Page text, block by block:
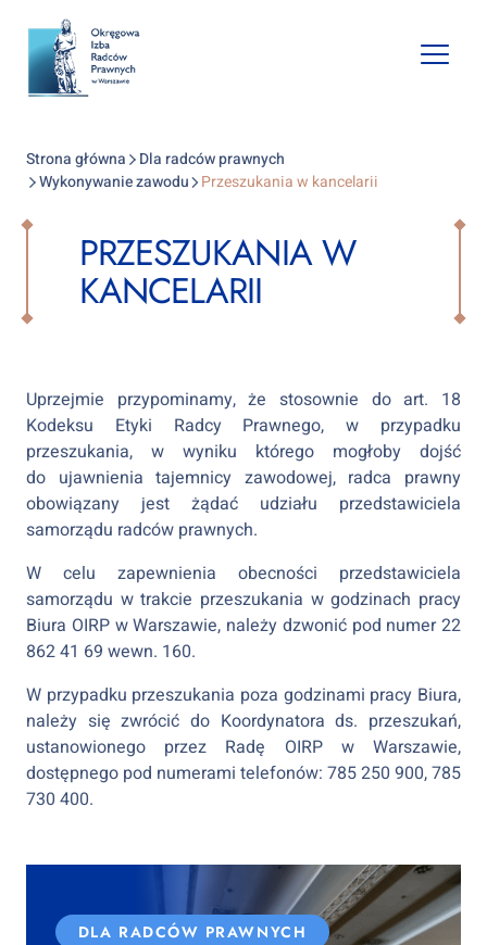
Open
Strona główna
Dla radców prawnych
Wykonywanie zawodu
Przeszukania w kancelarii
PRZESZUKANIA W
KANCELARII
Uprzejmie przypominamy, że stosownie do art. 18
Kodeksu Etyki Radcy Prawnego, w przypadku
przeszukania, w wyniku którego mogłoby dojść
do ujawnienia tajemnicy zawodowej, radca prawny
obowiązany jest żądać udziału przedstawiciela
samorządu radców prawnych.
W celu zapewnienia obecności przedstawiciela
samorządu w trakcie przeszukania w godzinach pracy
Biura OIRP w Warszawie, należy dzwonić pod numer 22
862 41 69 wewn. 160.
W przypadku przeszukania poza godzinami pracy Biura,
należy się zwrócić do Koordynatora ds. przeszukań,
ustanowionego przez Radę OIRP w Warszawie,
dostępnego pod numerami telefonów: 785 250 900, 785
730 400.
DLA RADCÓW PRAWNYCH